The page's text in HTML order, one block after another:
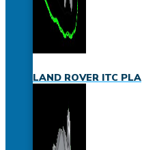
LAND ROVER ITC PLA